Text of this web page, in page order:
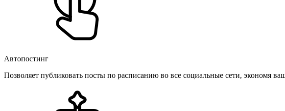
Автопостинг
Позволяет публиковать посты по расписанию во все социальные сети, экономя